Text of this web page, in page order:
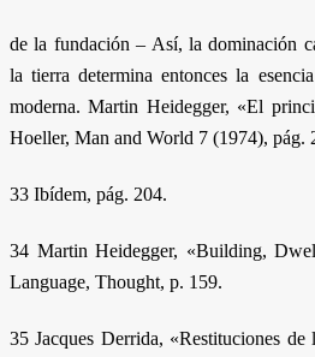
de la fundación – Así, la dominación
la tierra determina entonces la
moderna. Martin Heidegger, «El
Hoeller, Man and World 7 (1974), pág.
33 Ibídem, pág. 204.
34 Martin Heidegger, «Building,
Language, Thought, p. 159.
35 Jacques Derrida, «Restituciones